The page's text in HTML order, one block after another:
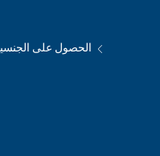
الحصول على